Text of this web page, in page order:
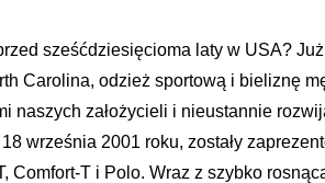
sześćdziesięcioma laty w USA?
Carolina, odzież sportową i bieliznę
naszych założycieli i nieustannie
września 2001 roku, zostały
T i Polo. Wraz z szybko